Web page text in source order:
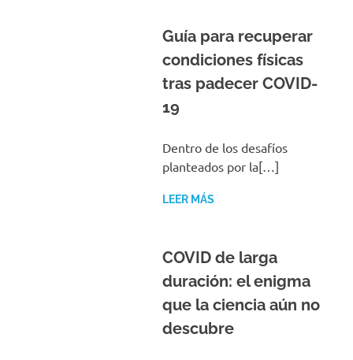
Guía para recuperar
condiciones físicas
tras padecer COVID-
19
Dentro de los desafíos
planteados por la[…]
LEER MÁS
COVID de larga
duración: el enigma
que la ciencia aún no
descubre